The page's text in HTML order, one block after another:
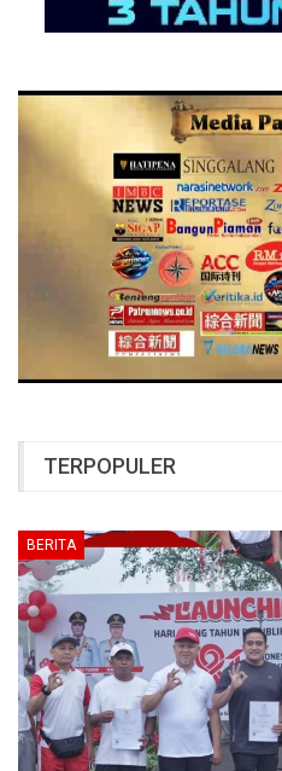
TERPOPULER
BERITA